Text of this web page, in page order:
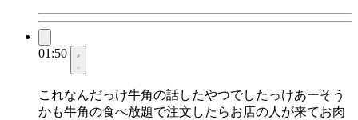
01:50
これなんだっけ牛角の話したやつでしたっけあーそう
かも牛角の食べ放題で注文したらお店の人が来てお肉